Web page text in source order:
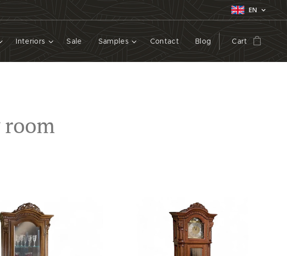
EN
Interiors Sale Samples Contact Blog Cart